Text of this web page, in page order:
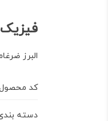
فیزیک
البرز
کد
دسته